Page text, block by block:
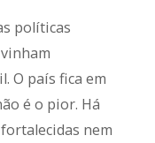
políticas
O país fica em
é o pior. Há
nem